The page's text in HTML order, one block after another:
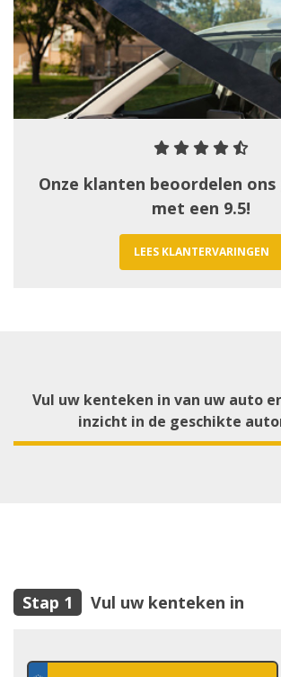
Onze klanten beoordelen ons
met een 9.5!
LEES KLANTERVARINGEN
Vul uw kenteken in van uw auto
inzicht in de geschikte
Vul uw kenteken in